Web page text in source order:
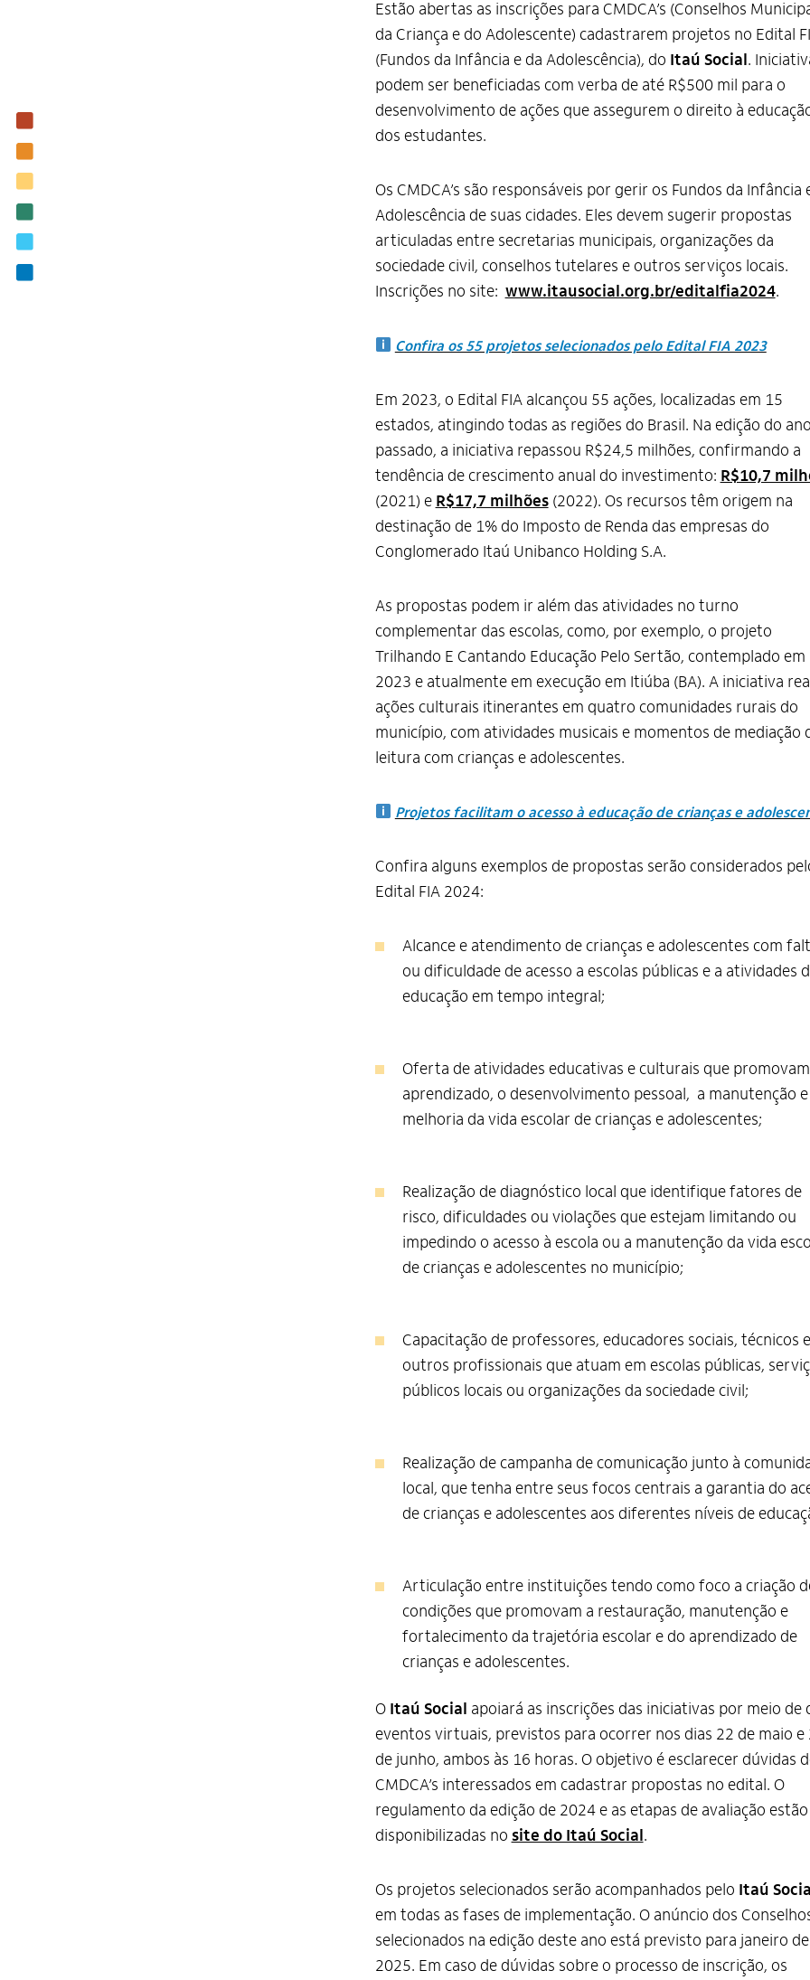
Estão abertas as inscrições para CMDCA’s (Conselhos
da Criança e do Adolescente) cadastrarem projetos no Edital
(Fundos da Infância e da Adolescência), do Itaú Social.
podem ser beneficiadas com verba de até R$500 mil para o
desenvolvimento de ações que assegurem o direito à
dos estudantes.
Os CMDCA’s são responsáveis por gerir os Fundos da Infância
Adolescência de suas cidades. Eles devem sugerir propostas
articuladas entre secretarias municipais, organizações da
sociedade civil, conselhos tutelares e outros serviços locais.
Inscrições no site: www.itausocial.org.br/editalfia2024.
Confira os 55 projetos selecionados pelo Edital FIA 2023
Em 2023, o Edital FIA alcançou 55 ações, localizadas em 15
estados, atingindo todas as regiões do Brasil. Na edição do ano
passado, a iniciativa repassou R$24,5 milhões, confirmando a
tendência de crescimento anual do investimento: R$10,7
(2021) e R$17,7 milhões(2022). Os recursos têm origem na
destinação de 1% do Imposto de Renda das empresas do
Conglomerado Itaú Unibanco Holding S.A.
As propostas podem ir além das atividades no turno
complementar das escolas, como, por exemplo, o projeto
Trilhando E Cantando Educação Pelo Sertão, contemplado em
2023 e atualmente em execução em Itiúba (BA). A iniciativa
ações culturais itinerantes em quatro comunidades rurais do
município, com atividades musicais e momentos de mediação
leitura com crianças e adolescentes.
Projetos facilitam o acesso à educação de crianças e
Confira alguns exemplos de propostas serão considerados
Edital FIA 2024:
Alcance e atendimento de crianças e adolescentes com
ou dificuldade de acesso a escolas públicas e a atividades
educação em tempo integral;
Oferta de atividades educativas e culturais que
aprendizado, o desenvolvimento pessoal, a manutenção e
melhoria da vida escolar de crianças e adolescentes;
Realização de diagnóstico local que identifique fatores de
risco, dificuldades ou violações que estejam limitando ou
impedindo o acesso à escola ou a manutenção da vida
de crianças e adolescentes no município;
Capacitação de professores, educadores sociais, técnicos e
outros profissionais que atuam em escolas públicas,
públicos locais ou organizações da sociedade civil;
Realização de campanha de comunicação junto à
local, que tenha entre seus focos centrais a garantia do
de crianças e adolescentes aos diferentes níveis de
Articulação entre instituições tendo como foco a criação
condições que promovam a restauração, manutenção e
fortalecimento da trajetória escolar e do aprendizado de
crianças e adolescentes.
O Itaú Social apoiará as inscrições das iniciativas por meio de
eventos virtuais, previstos para ocorrer nos dias 22 de maio e
de junho, ambos às 16 horas. O objetivo é esclarecer dúvidas
CMDCA’s interessados em cadastrar propostas no edital. O
regulamento da edição de 2024 e as etapas de avaliação estão
disponibilizadas no site do Itaú Social.
Os projetos selecionados serão acompanhados pelo Itaú
em todas as fases de implementação. O anúncio dos
selecionados na edição deste ano está previsto para janeiro de
2025. Em caso de dúvidas sobre o processo de inscrição, os